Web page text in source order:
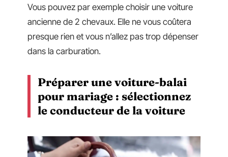
Vous pouvez par exemple choisir une voiture
ancienne de 2 chevaux. Elle ne vous coûtera
presque rien et vous n’allez pas trop dépenser
dans la carburation.
Préparer une voiture-balai
pour mariage : sélectionnez
le conducteur de la voiture